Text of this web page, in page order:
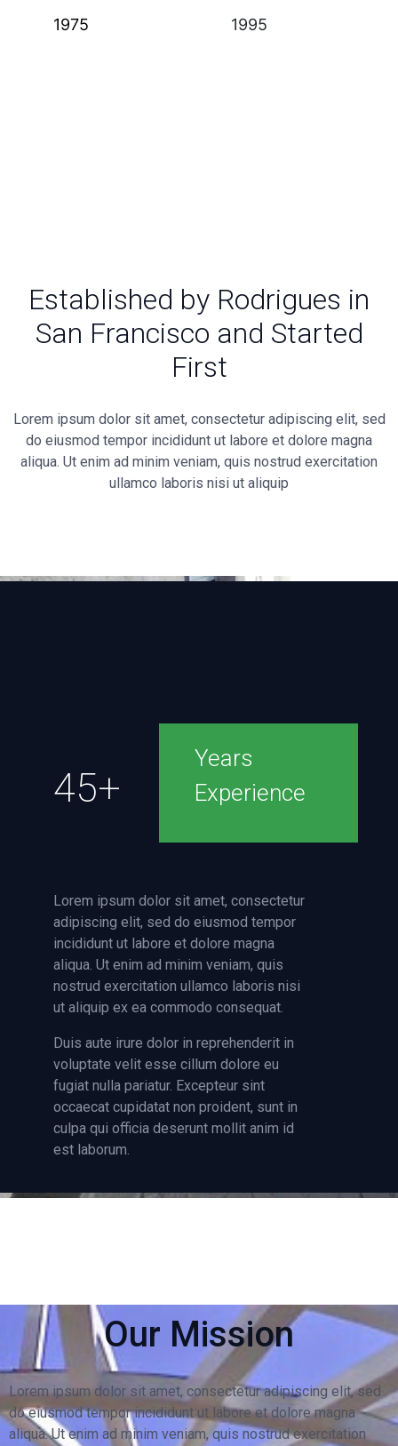
1975 1995
Established by Rodrigues in
San Francisco and Started
First
Lorem ipsum dolor sit amet, consectetur adipiscing elit, sed
do eiusmod tempor incididunt ut labore et dolore magna
aliqua. Ut enim ad minim veniam, quis nostrud exercitation
ullamco laboris nisi ut aliquip
Years
Experience
45+
Lorem ipsum dolor sit amet, consectetur
adipiscing elit, sed do eiusmod tempor
incididunt ut labore et dolore magna
aliqua. Ut enim ad minim veniam, quis
nostrud exercitation ullamco laboris nisi
ut aliquip ex ea commodo consequat.
Duis aute irure dolor in reprehenderit in
voluptate velit esse cillum dolore eu
fugiat nulla pariatur. Excepteur sint
occaecat cupidatat non proident, sunt in
culpa qui officia deserunt mollit anim id
est laborum.
Our Mission
Lorem ipsum dolor sit amet, consectetur adipiscing elit, sed
do eiusmod tempor incididunt ut labore et dolore magna
aliqua. Ut enim ad minim veniam, quis nostrud exercitation